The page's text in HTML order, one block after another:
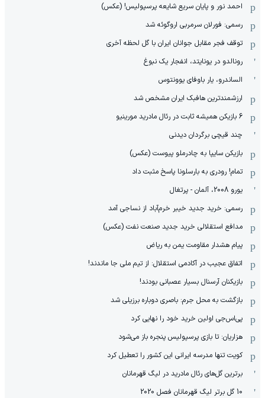
احمد نور و پایان سریع شایعه پرسپولیس! (عکس)
رسمی: فورلان سرمربی اروگوئه شد
توقف فجر مقابل جوانان ایران با گل لحظه آخری
رونالدو در یونایتد، انفجار یک نبوغ
الساندرو، یار باوفای یوونتوس
ارزشمندترین هافبک ایران مشخص شد
6 بازیکن همیشه ثابت در رئال مادرید مورینیو
چند قیچی برگردان دیدنی
بازیکن سایپا به چادرملو پیوست (عکس)
تمام! رودری به بارسلونا پاسخ مثبت داد
یورو 2008، آلمان - پرتغال
رسمی: خرید جدید خیبر خرم‌آباد از نساجی آمد
مدافع استقلالی خرید جدید صنعت نفت (عکس)
پیام هشدار مقاومت یمن به ریاض
اتفاق عجیب در آکادمی استقلال: از تیم ملی جا ماندند!
بازیکنان آرسنال بسیار عصبانی بودند!
بازگشت به محل جرم: باصری دوباره برزیلی شد
پی‌اس‌جی اولین خرید خود را نهایی کرد
هزاریان: تا بازی پرسپولیس پنجره باز می‌شود
کویت تنها مدرسه ایرانی این کشور را تعطیل کرد
برترین گل‌های رئال مادرید در لیگ قهرمانان
10 گل برتر لیگ قهرمانان فصل 2020